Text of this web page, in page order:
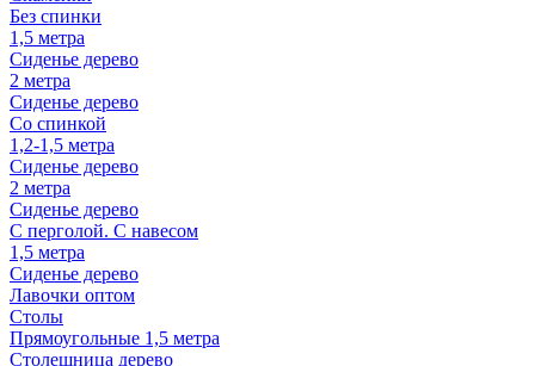
Без спинки
1,5 метра
Сиденье дерево
2 метра
Сиденье дерево
Со спинкой
1,2-1,5 метра
Сиденье дерево
2 метра
Сиденье дерево
С перголой. С навесом
1,5 метра
Сиденье дерево
Лавочки оптом
Столы
Прямоугольные 1,5 метра
Столешница дерево